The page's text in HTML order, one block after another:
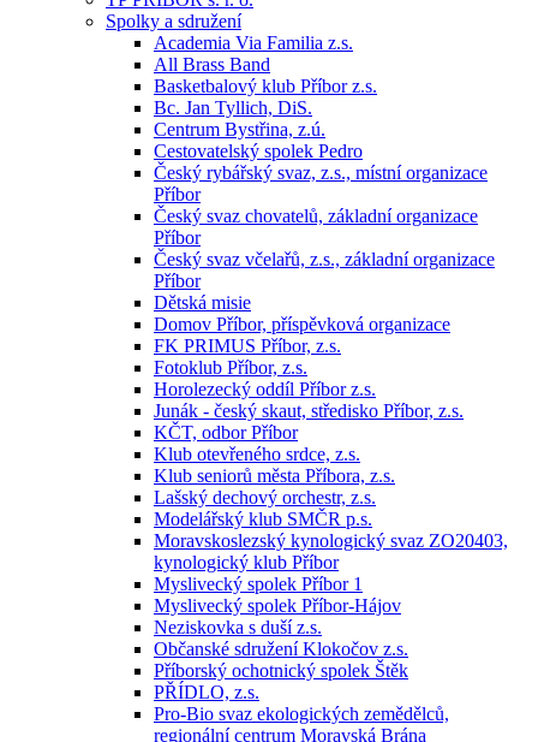
Spolky a sdružení
Academia Via Familia z.s.
All Brass Band
Basketbalový klub Příbor z.s.
Bc. Jan Tyllich, DiS.
Centrum Bystřina, z.ú.
Cestovatelský spolek Pedro
Český rybářský svaz, z.s., místní organizace
Příbor
Český svaz chovatelů, základní organizace
Příbor
Český svaz včelařů, z.s., základní organizace
Příbor
Dětská misie
Domov Příbor, příspěvková organizace
FK PRIMUS Příbor, z.s.
Fotoklub Příbor, z.s.
Horolezecký oddíl Příbor z.s.
Junák - český skaut, středisko Příbor, z.s.
KČT, odbor Příbor
Klub otevřeného srdce, z.s.
Klub seniorů města Příbora, z.s.
Lašský dechový orchestr, z.s.
Modelářský klub SMČR p.s.
Moravskoslezský kynologický svaz ZO20403,
kynologický klub Příbor
Myslivecký spolek Příbor 1
Myslivecký spolek Příbor-Hájov
Neziskovka s duší z.s.
Občanské sdružení Klokočov z.s.
Příborský ochotnický spolek Štěk
PŘÍDLO, z.s.
Pro-Bio svaz ekologických zemědělců,
regionální centrum Moravská Brána